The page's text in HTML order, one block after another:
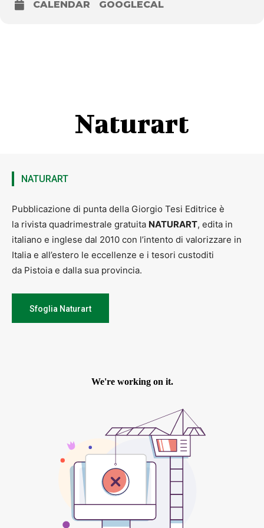
CALENDAR GOOGLECAL
Naturart
NATURART
Pubblicazione di punta della Giorgio Tesi Editrice è
la rivista quadrimestrale gratuita NATURART, edita in
italiano e inglese dal 2010 con l’intento di valorizzare in
Italia e all’estero le eccellenze e i tesori custoditi
da Pistoia e dalla sua provincia.
Sfoglia Naturart